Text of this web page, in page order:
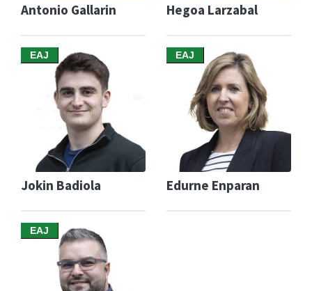
Antonio Gallarin Hegoa Larzabal
EAJ
Jokin Badiola
EAJ
Edurne Enparan
EAJ